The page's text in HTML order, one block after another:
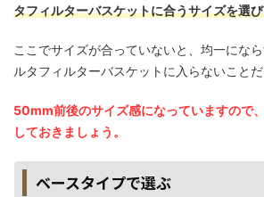
タフィルターバスケットに合うサイズを選
ここでサイズが合っていないと、均一にな
ルタフィルターバスケットに入らないことだ
50mm前後のサイズ感になっていますので
しておきましょう。
ベースタイプで選ぶ